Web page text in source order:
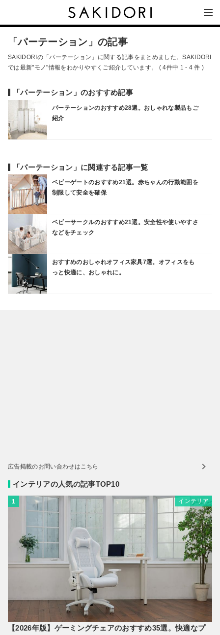
「パーテーション」の記事
SAKIDORIの「パーテーション」に関する記事をまとめました。SAKIDORI
では最新"モノ"情報をわかりやすくご紹介しています。 ( 4件中 1 - 4 件 )
「パーテーション」のおすすめ記事
パーテーションのおすすめ28選。おしゃれな製品もご
紹介
「パーテーション」に関連する記事一覧
ベビーゲートのおすすめ21選。赤ちゃんの行動範囲を
制限して安全を確保
ベビーサークルのおすすめ21選。安全性や使いやすさ
などをチェック
おすすめのおしゃれオフィス家具7選。オフィスをも
っと快適に、おしゃれに。
広告掲載のお問い合わせはこちら
インテリアの人気の記事TOP10
1 インテリア
【2026年版】ゲーミングチェアのおすすめ35選。快適なプ